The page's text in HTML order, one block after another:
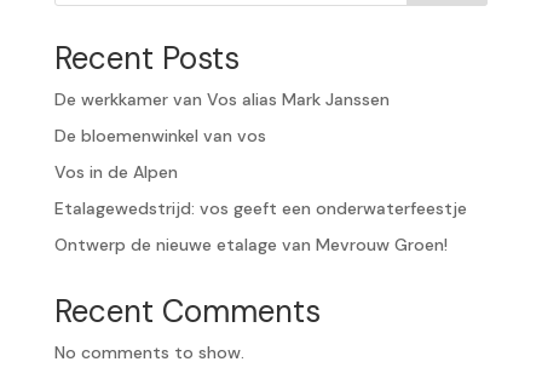
Recent Posts
De werkkamer van Vos alias Mark Janssen
De bloemenwinkel van vos
Vos in de Alpen
Etalagewedstrijd: vos geeft een onderwaterfeestje
Ontwerp de nieuwe etalage van Mevrouw Groen!
Recent Comments
No comments to show.